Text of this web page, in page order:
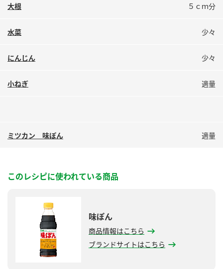
検索
大根 ５ｃｍ分
水菜 少々
にんじん 少々
小ねぎ 適量
ミツカン 味ぽん 適量
このレシピに使われている商品
味ぽん
商品情報はこちら
ブランドサイトはこちら